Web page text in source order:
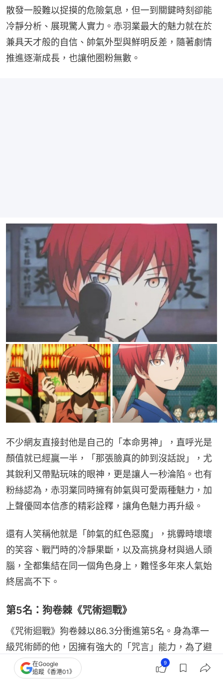
散發一股難以捉摸的危險氣息，但一到關鍵時刻卻能
冷靜分析、展現驚人實力。赤羽業最大的魅力就在於
兼具天才般的自信、帥氣外型與鮮明反差，隨著劇情
推進逐漸成長，也讓他圈粉無數。
不少網友直接封他是自己的「本命男神」，直呼光是
顏值就已經贏一半，「那張臉真的帥到沒話說」，尤
其銳利又帶點玩味的眼神，更是讓人一秒淪陷。也有
粉絲認為，赤羽業同時擁有帥氣與可愛兩種魅力，加
上聲優岡本信彥的精彩詮釋，讓角色魅力再升級。
還有人笑稱他就是「帥氣的紅色惡魔」，挑釁時壞壞
的笑容、戰鬥時的冷靜果斷，以及高挑身材與過人頭
腦，全都集結在同一個角色身上，難怪多年來人氣始
終居高不下。
第5名：狗卷棘《咒術迴戰》
《咒術迴戰》狗卷棘以86.3分衝進第5名。身為準一
級咒術師的他，因擁有強大的「咒言」能力，為了避
免誤傷他人，平時只能用飯糰餡料名稱與人溝通。話
不多、總是默默守護夥伴的設定，反而成了他最迷人
在Google
追蹤《香港01》
9